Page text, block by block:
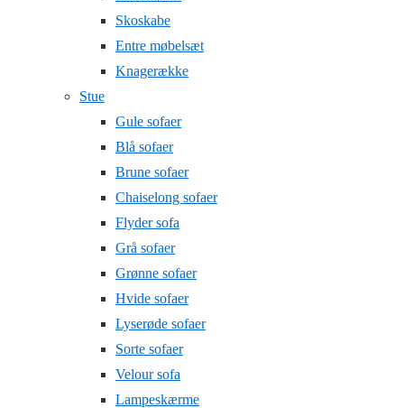
Skoskabe
Entre møbelsæt
Knagerække
Stue
Gule sofaer
Blå sofaer
Brune sofaer
Chaiselong sofaer
Flyder sofa
Grå sofaer
Grønne sofaer
Hvide sofaer
Lyserøde sofaer
Sorte sofaer
Velour sofa
Lampeskærme